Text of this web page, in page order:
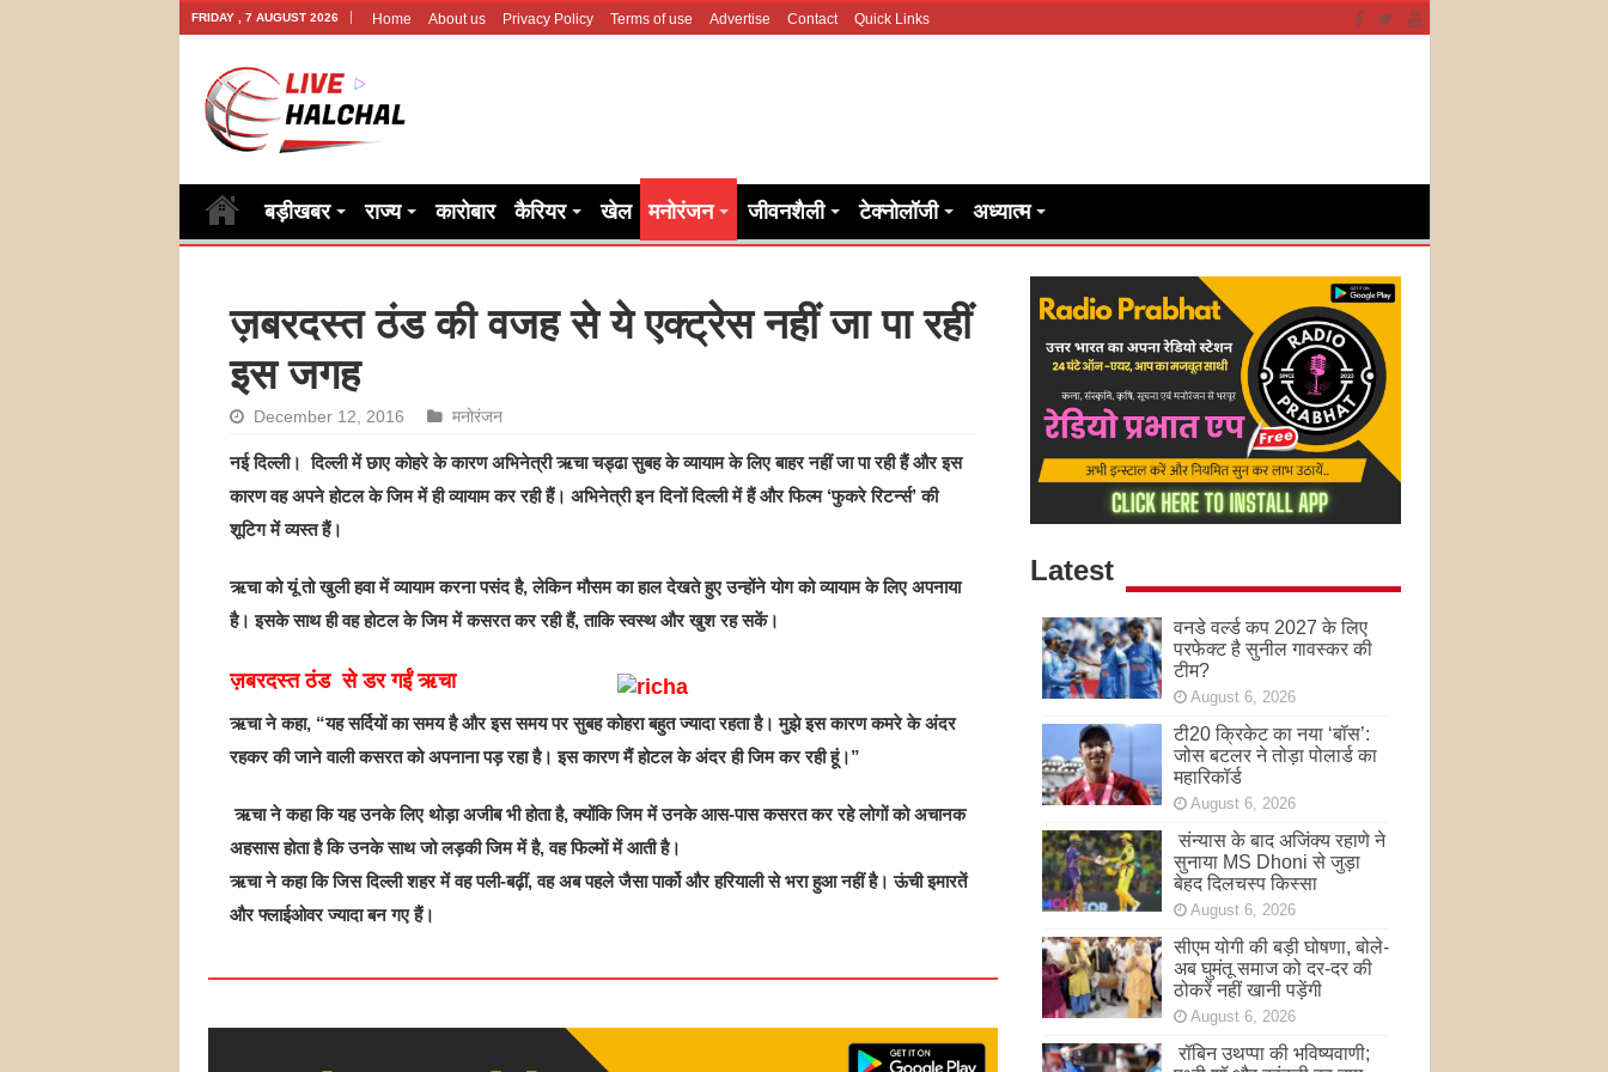
FRIDAY , 7 AUGUST 2026 Home About us Privacy Policy Terms of use Advertise Contact Quick Links
बड़ीखबर राज्य कारोबार कैरियर खेल मनोरंजन जीवनशैली टेक्नोलॉजी अध्यात्म
ज़बरदस्त ठंड की वजह से ये एक्ट्रेस नहीं जा पा रहीं
इस जगह
December 12, 2016 मनोरंजन
नई दिल्ली। दिल्ली में छाए कोहरे के कारण अभिनेत्री ऋचा चड्ढा सुबह के व्यायाम के लिए बाहर नहीं जा पा रही हैं और इस
कारण वह अपने होटल के जिम में ही व्यायाम कर रही हैं। अभिनेत्री इन दिनों दिल्ली में हैं और फिल्म ‘फुकरे रिटर्न्‍स’ की
शूटिग में व्यस्त हैं।
ऋचा को यूं तो खुली हवा में व्यायाम करना पसंद है, लेकिन मौसम का हाल देखते हुए उन्होंने योग को व्यायाम के लिए अपनाया
है। इसके साथ ही वह होटल के जिम में कसरत कर रही हैं, ताकि स्वस्थ और खुश रह सकें।
ज़बरदस्त ठंड से डर गईं ऋचा
ऋचा ने कहा, “यह सर्दियों का समय है और इस समय पर सुबह कोहरा बहुत ज्यादा रहता है। मुझे इस कारण कमरे के अंदर
रहकर की जाने वाली कसरत को अपनाना पड़ रहा है। इस कारण मैं होटल के अंदर ही जिम कर रही हूं।”
ऋचा ने कहा कि यह उनके लिए थोड़ा अजीब भी होता है, क्योंकि जिम में उनके आस-पास कसरत कर रहे लोगों को अचानक
अहसास होता है कि उनके साथ जो लड़की जिम में है, वह फिल्मों में आती है।
ऋचा ने कहा कि जिस दिल्ली शहर में वह पली-बढ़ीं, वह अब पहले जैसा पार्को और हरियाली से भरा हुआ नहीं है। ऊंची इमारतें
और फ्लाईओवर ज्यादा बन गए हैं।
Latest
वनडे वर्ल्ड कप 2027 के लिए
परफेक्ट है सुनील गावस्कर की
टीम?
August 6, 2026
टी20 क्रिकेट का नया ‘बॉस’:
जोस बटलर ने तोड़ा पोलार्ड का
महारिकॉर्ड
August 6, 2026
संन्यास के बाद अजिंक्‍य रहाणे ने
सुनाया MS Dhoni से जुड़ा
बेहद दिलचस्प किस्सा
August 6, 2026
सीएम योगी की बड़ी घोषणा, बोले-
अब घुमंतू समाज को दर-दर की
ठोकरें नहीं खानी पड़ेंगी
August 6, 2026
रॉबिन उथप्पा की भविष्यवाणी;